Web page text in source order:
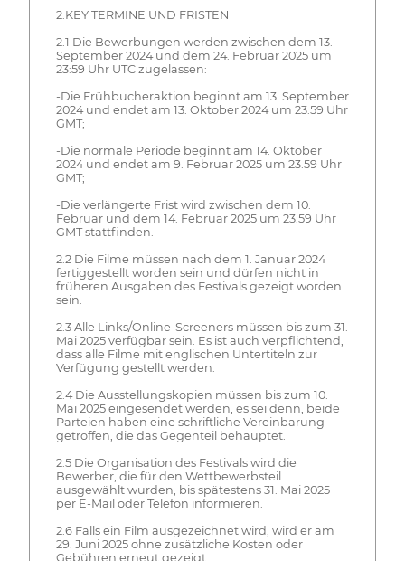
2.KEY TERMINE UND FRISTEN
2.1 Die Bewerbungen werden zwischen dem 13.
September 2024 und dem 24. Februar 2025 um
23:59 Uhr UTC zugelassen:
-Die Frühbucheraktion beginnt am 13. September
2024 und endet am 13. Oktober 2024 um 23:59 Uhr
GMT;
-Die normale Periode beginnt am 14. Oktober
2024 und endet am 9. Februar 2025 um 23.59 Uhr
GMT;
-Die verlängerte Frist wird zwischen dem 10.
Februar und dem 14. Februar 2025 um 23.59 Uhr
GMT stattfinden.
2.2 Die Filme müssen nach dem 1. Januar 2024
fertiggestellt worden sein und dürfen nicht in
früheren Ausgaben des Festivals gezeigt worden
sein.
2.3 Alle Links/Online-Screeners müssen bis zum 31.
Mai 2025 verfügbar sein. Es ist auch verpflichtend,
dass alle Filme mit englischen Untertiteln zur
Verfügung gestellt werden.
2.4 Die Ausstellungskopien müssen bis zum 10.
Mai 2025 eingesendet werden, es sei denn, beide
Parteien haben eine schriftliche Vereinbarung
getroffen, die das Gegenteil behauptet.
2.5 Die Organisation des Festivals wird die
Bewerber, die für den Wettbewerbsteil
ausgewählt wurden, bis spätestens 31. Mai 2025
per E-Mail oder Telefon informieren.
2.6 Falls ein Film ausgezeichnet wird, wird er am
29. Juni 2025 ohne zusätzliche Kosten oder
Gebühren erneut gezeigt.